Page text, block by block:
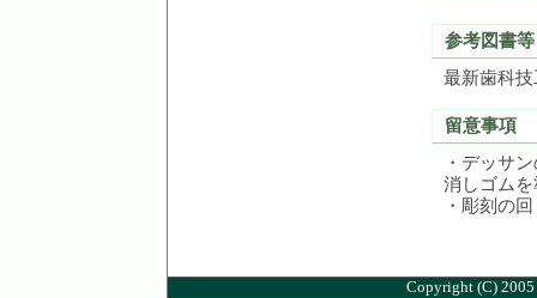
参考図書等
最新歯科
留意事項
・デッサ
消しゴム
・彫刻の
Copyright (C)